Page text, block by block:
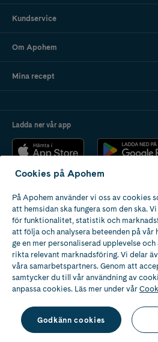
Kundservice
Om Apohem
Mina recept
Ladda ner vår app
Apotek med tillstånd
av Läkemedelsverket
Cookies på Apohem
På Apohem använder vi oss av cookies
att hemsidan ska fungera som den ska.
för funktionalitet, statistik och
att följa och analysera beteenden på vår
ge en mer personaliserad upplevelse och
rikta relevant marknadsföring. Vi delar
våra samarbetspartners. Genom att
samtycker du till vår användning av
anpassa cookies. Läs mer under vår
Godkänn cookies